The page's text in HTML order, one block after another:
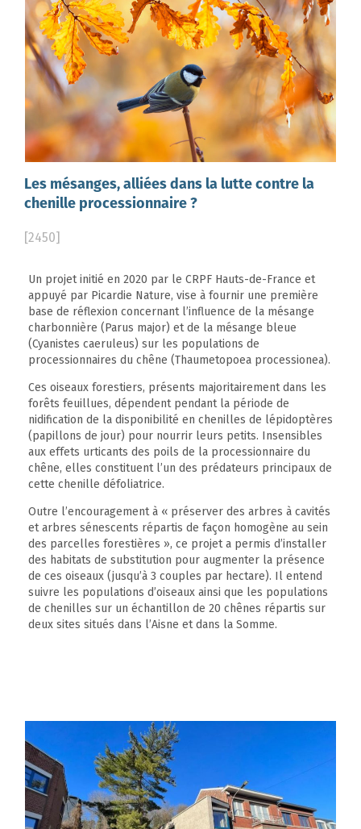
Les mésanges, alliées dans la lutte contre la
chenille processionnaire ?
[2450]
Un projet initié en 2020 par le CRPF Hauts-de-France et
appuyé par Picardie Nature, vise à fournir une première
base de réflexion concernant l’influence de la mésange
charbonnière (Parus major) et de la mésange bleue
(Cyanistes caeruleus) sur les populations de
processionnaires du chêne (Thaumetopoea processionea).
Ces oiseaux forestiers, présents majoritairement dans les
forêts feuillues, dépendent pendant la période de
nidification de la disponibilité en chenilles de lépidoptères
(papillons de jour) pour nourrir leurs petits. Insensibles
aux effets urticants des poils de la processionnaire du
chêne, elles constituent l’un des prédateurs principaux de
cette chenille défoliatrice.
Outre l’encouragement à « préserver des arbres à cavités
et arbres sénescents répartis de façon homogène au sein
des parcelles forestières », ce projet a permis d’installer
des habitats de substitution pour augmenter la présence
de ces oiseaux (jusqu’à 3 couples par hectare). Il entend
suivre les populations d’oiseaux ainsi que les populations
de chenilles sur un échantillon de 20 chênes répartis sur
deux sites situés dans l’Aisne et dans la Somme.